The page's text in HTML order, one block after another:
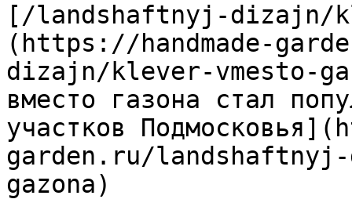
[/landshaftnyj-dizajn/
(https://handmade-
dizajn/klever-vmesto-
вместо газона стал
участков
garden.ru/
gazona)